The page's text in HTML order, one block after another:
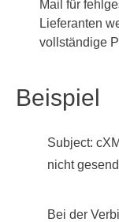
Mail für
Lieferanten
vollständige
Beispiel
Subject:
nicht
Bei der